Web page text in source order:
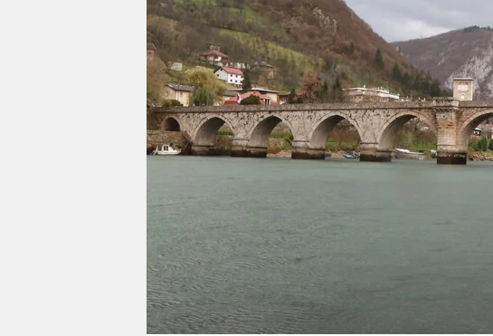
nord
wahrheit
verlag
verlag
shop
fragen & hilfe
unterstützen
abo